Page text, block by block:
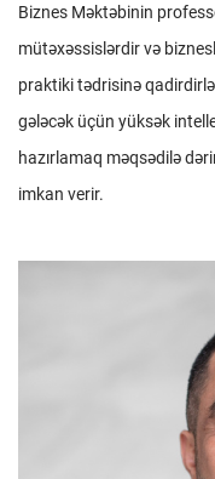
Biznes Məktəbinin
mütəxəssislərdir və
praktiki tədrisinə
gələcək üçün yüksək
hazırlamaq məqsədilə
imkan verir.